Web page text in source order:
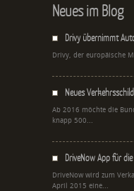
Neues im Blog
Drivy übernimmt
Drivy, der europäische
Neues
Ab 2016 möchte die
knapp 500...
DriveNow App für
DriveNow wird zum
April 2015 eine...